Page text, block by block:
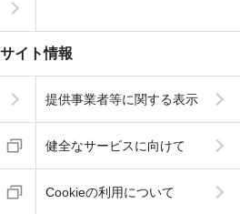
サイト情報
提供事業者等に関する表示
健全なサービスに向けて
Cookieの利用について